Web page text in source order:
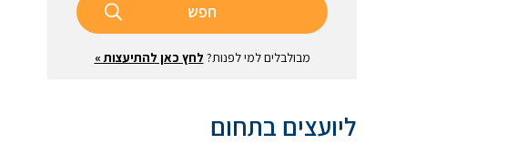
חפש
מבולבלים למי לפנות? לחץ כאן להתיעצות »
ליועצים בתחום